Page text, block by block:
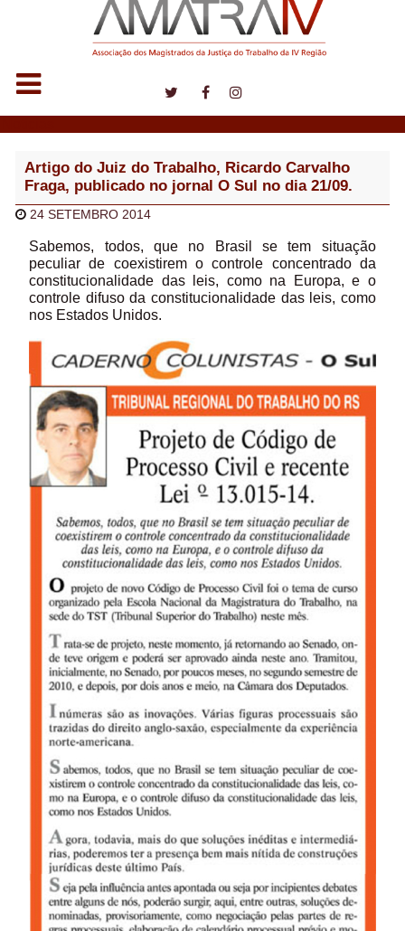
Artigo do Juiz do Trabalho, Ricardo Carvalho
Fraga, publicado no jornal O Sul no dia 21/09.
24 SETEMBRO 2014
Sabemos, todos, que no Brasil se tem situação
peculiar de coexistirem o controle concentrado da
constitucionalidade das leis, como na Europa, e o
controle difuso da constitucionalidade das leis, como
nos Estados Unidos.